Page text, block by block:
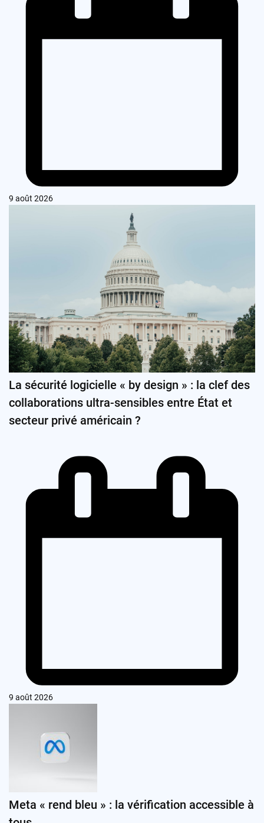
9 août 2026
La sécurité logicielle « by design » : la clef des
collaborations ultra-sensibles entre État et
secteur privé américain ?
9 août 2026
Meta « rend bleu » : la vérification accessible à